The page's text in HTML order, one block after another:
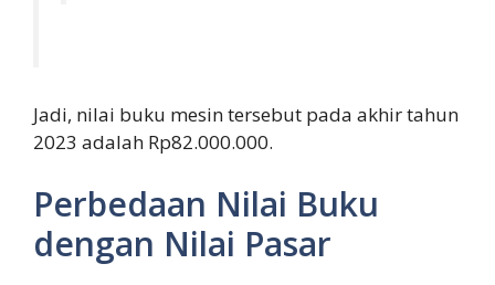
Jadi, nilai buku mesin tersebut pada akhir tahun
2023 adalah Rp82.000.000.
Perbedaan Nilai Buku
dengan Nilai Pasar